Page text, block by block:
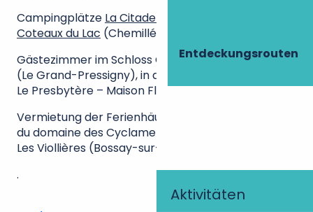
Entdeckungsrouten
Aktivitäten
Campingplätze La Citadelle
Coteaux du Lac (Chemillé-sur-Indrois)
Gästezimmer im Schloss Charnizay, im Château
(Le Grand-Pressigny), in den
Le Presbytère – Maison Flore…
Vermietung der Ferienhäuser Le Kiwi, La Poulinière
du domaine des Cyclamens (Verneuil-sur-Indre),
Les Viollières (Bossay-sur-Claise)…
.